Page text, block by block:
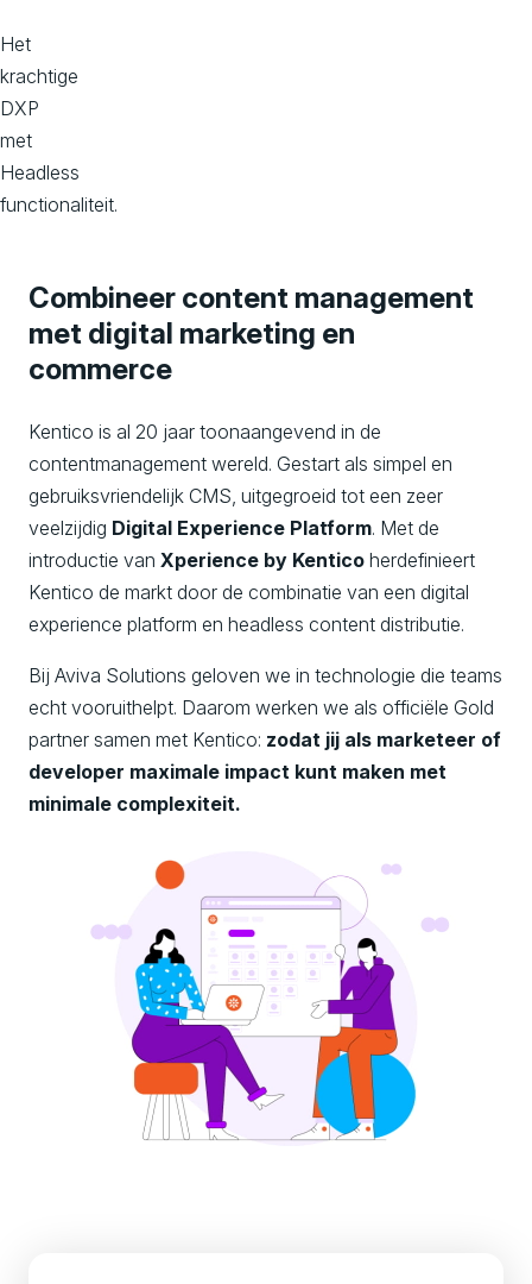
n
s
Het
krachtige
DXP
met
Headless
functionaliteit.
Combineer content management
met digital marketing en
commerce
Kentico is al 20 jaar toonaangevend in de
contentmanagement wereld. Gestart als simpel en
gebruiksvriendelijk CMS, uitgegroeid tot een zeer
veelzijdig Digital Experience Platform. Met de
introductie van Xperience by Kentico herdefinieert
Kentico de markt door de combinatie van een digital
experience platform en headless content distributie.
Bij Aviva Solutions geloven we in technologie die teams
echt vooruithelpt. Daarom werken we als officiële Gold
partner samen met Kentico: zodat jij als marketeer of
developer maximale impact kunt maken met
minimale complexiteit.